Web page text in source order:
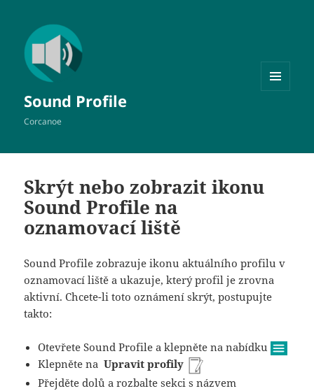
Sound Profile
Corcanoe
Skrýt nebo zobrazit ikonu
Sound Profile na
oznamovací liště
Sound Profile zobrazuje ikonuaktuálního profilu v
oznamovací liště a ukazuje, který profil je zrovna
aktivní. Chcete-li toto oznámení skrýt, postupujte
takto:
Otevřete Sound Profile a klepněte na nabídku
Klepněte naUpravit profily
Přejděte dolů a rozbalte sekci s názvem